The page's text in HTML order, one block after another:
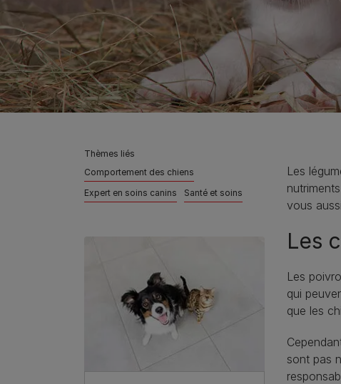
Thèmes liés
Comportement des chiens
Expert en soins canins
Santé et soins
Les
vous
Les
Les
qui
que les
sont pas